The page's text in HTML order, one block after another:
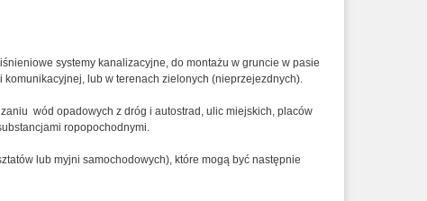
systemy kanalizacyjne, do montażu w gruncie w pasie
lub w terenach zielonych (nieprzejezdnych).
wód opadowych z dróg i autostrad, ulic miejskich, placów
ropopochodnymi.
lub myjni samochodowych), które mogą być następnie